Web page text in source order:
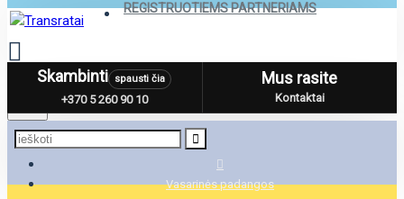
REGISTRUOTIEMS PARTNERIAMS
MenuSkambinti spausti čia
+370 5 260 90 10
Mus rasite
Kontaktai
Vasarinės padangos